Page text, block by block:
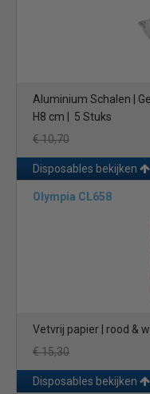
Aluminium Schalen |
H8 cm | 5 Stuks
€ 10,70
Disposables bekijken
Olympia CL658
Vetvrij papier | rood &
€ 15,30
Disposables bekijken